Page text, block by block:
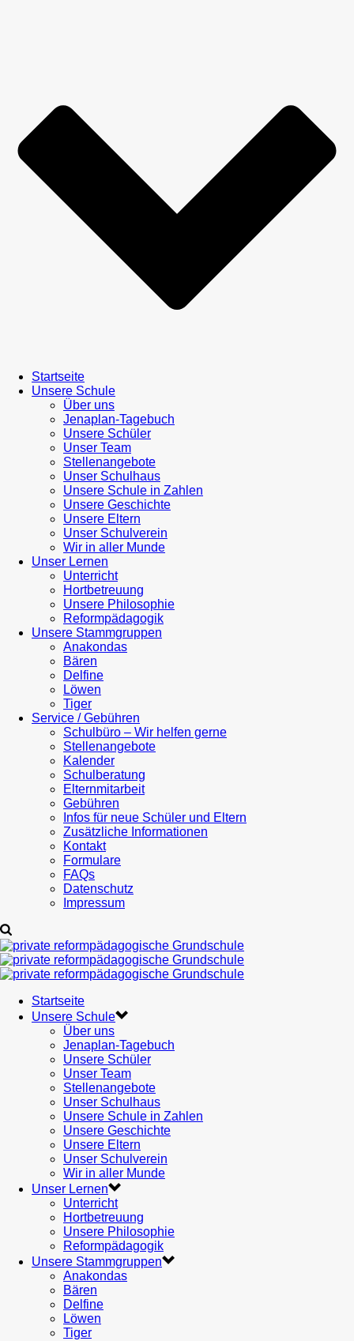
Startseite
Unsere Schule
Über uns
Jenaplan-Tagebuch
Unsere Schüler
Unser Team
Stellenangebote
Unser Schulhaus
Unsere Schule in Zahlen
Unsere Geschichte
Unsere Eltern
Unser Schulverein
Wir in aller Munde
Unser Lernen
Unterricht
Hortbetreuung
Unsere Philosophie
Reformpädagogik
Unsere Stammgruppen
Anakondas
Bären
Delfine
Löwen
Tiger
Service / Gebühren
Schulbüro – Wir helfen gerne
Stellenangebote
Kalender
Schulberatung
Elternmitarbeit
Gebühren
Infos für neue Schüler und Eltern
Zusätzliche Informationen
Kontakt
Formulare
FAQs
Datenschutz
Impressum
Startseite
Unsere Schule
Über uns
Jenaplan-Tagebuch
Unsere Schüler
Unser Team
Stellenangebote
Unser Schulhaus
Unsere Schule in Zahlen
Unsere Geschichte
Unsere Eltern
Unser Schulverein
Wir in aller Munde
Unser Lernen
Unterricht
Hortbetreuung
Unsere Philosophie
Reformpädagogik
Unsere Stammgruppen
Anakondas
Bären
Delfine
Löwen
Tiger